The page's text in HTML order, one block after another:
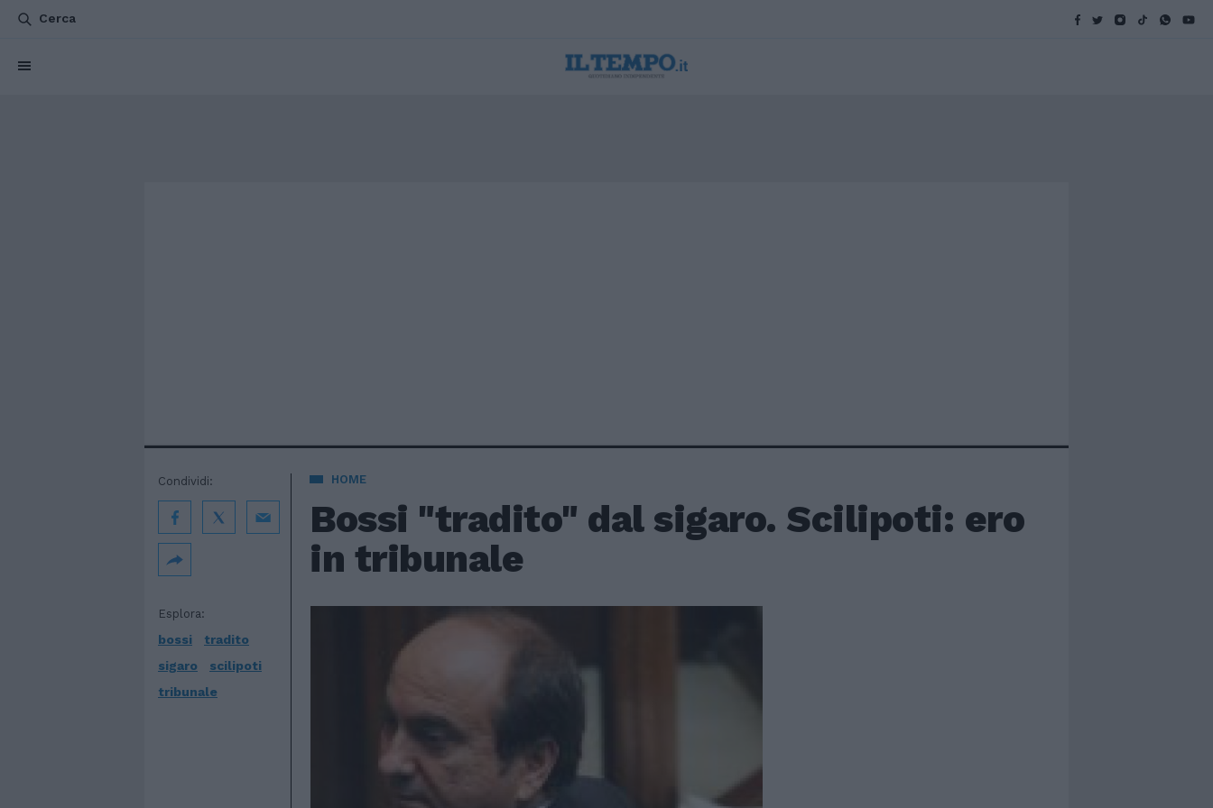
Cerca
HOME
Bossi "tradito" dal sigaro. Scilipoti: ero
in tribunale
Esplora:
bossi
tradito
sigaro
scilipoti
tribunale
Condividi: